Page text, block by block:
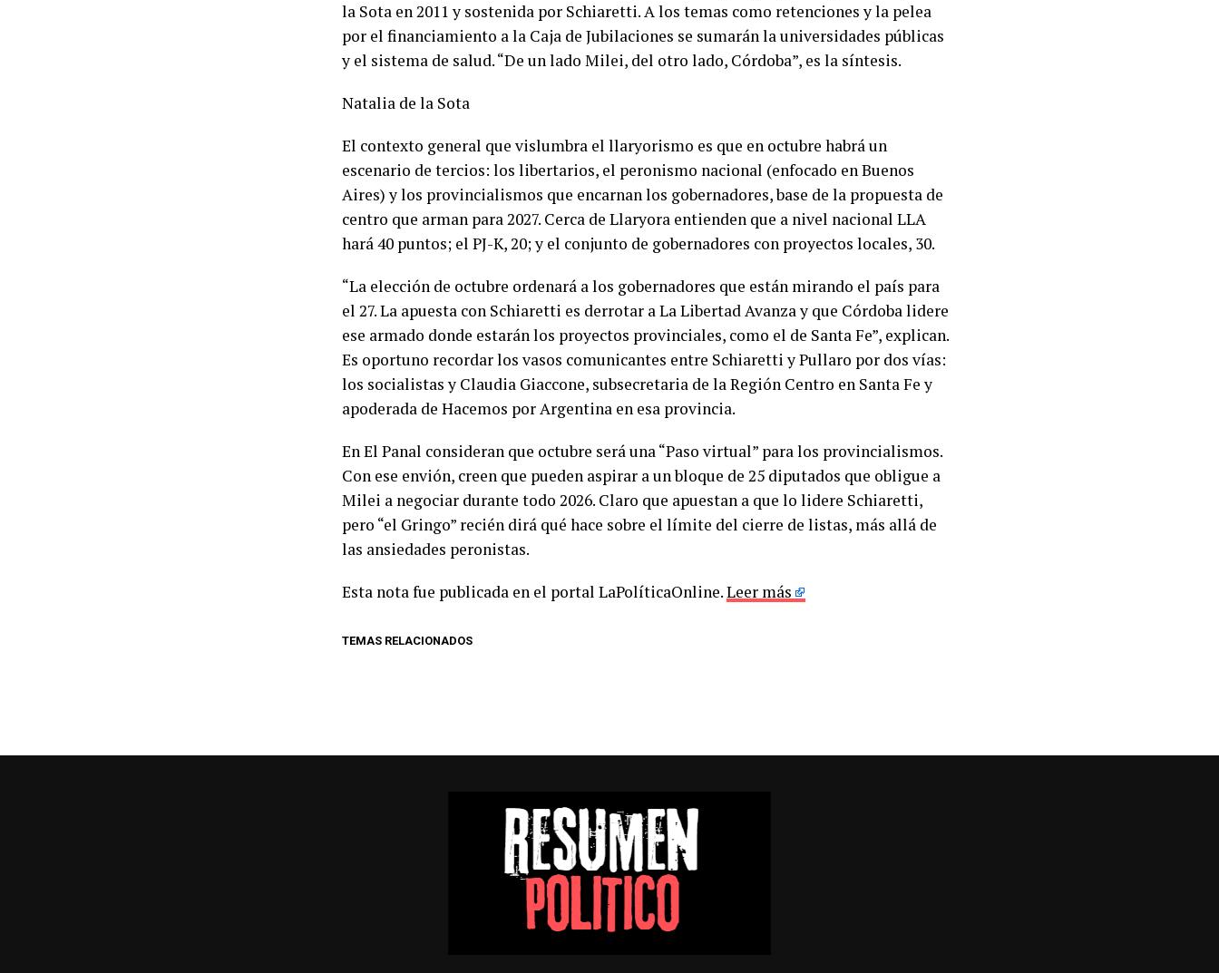
la Sota en 2011 y sostenida por Schiaretti. A los temas como retenciones y la pelea
por el financiamiento a la Caja de Jubilaciones se sumarán la universidades públicas
y el sistema de salud. “De un lado Milei, del otro lado, Córdoba”, es la síntesis.
Natalia de la Sota
El contexto general que vislumbra el llaryorismo es que en octubre habrá un
escenario de tercios: los libertarios, el peronismo nacional (enfocado en Buenos
Aires) y los provincialismos que encarnan los gobernadores, base de la propuesta de
centro que arman para 2027. Cerca de Llaryora entienden que a nivel nacional LLA
hará 40 puntos; el PJ-K, 20; y el conjunto de gobernadores con proyectos locales, 30.
“La elección de octubre ordenará a los gobernadores que están mirando el país para
el 27. La apuesta con Schiaretti es derrotar a La Libertad Avanza y que Córdoba lidere
ese armado donde estarán los proyectos provinciales, como el de Santa Fe”, explican.
Es oportuno recordar los vasos comunicantes entre Schiaretti y Pullaro por dos vías:
los socialistas y Claudia Giaccone, subsecretaria de la Región Centro en Santa Fe y
apoderada de Hacemos por Argentina en esa provincia.
En El Panal consideran que octubre será una “Paso virtual” para los provincialismos.
Con ese envión, creen que pueden aspirar a un bloque de 25 diputados que obligue a
Milei a negociar durante todo 2026. Claro que apuestan a que lo lidere Schiaretti,
pero “el Gringo” recién dirá qué hace sobre el límite del cierre de listas, más allá de
las ansiedades peronistas.
Esta nota fue publicada en el portal LaPolíticaOnline.Leer más
TEMAS RELACIONADOS